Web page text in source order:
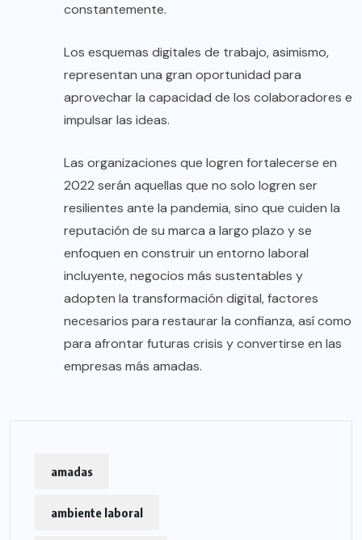
constantemente.
Los esquemas digitales de trabajo, asimismo,
representan una gran oportunidad para
aprovechar la capacidad de los colaboradores e
impulsar las ideas.
Las organizaciones que logren fortalecerse en
2022 serán aquellas que no solo logren ser
resilientes ante la pandemia, sino que cuiden la
reputación de su marca a largo plazo y se
enfoquen en construir un entorno laboral
incluyente, negocios más sustentables y
adopten la transformación digital, factores
necesarios para restaurar la confianza, así como
para afrontar futuras crisis y convertirse en las
empresas más amadas.
amadas
ambiente laboral